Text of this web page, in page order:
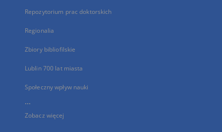
Repozytorium prac doktorskich
Regionalia
Zbiory bibliofilskie
Lublin 700 lat miasta
Społeczny wpływ nauki
...
Zobacz więcej